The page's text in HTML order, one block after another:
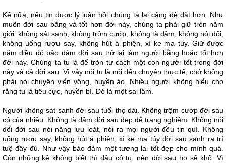
Kế nữa, nếu tin được lý luân hồi chúng ta lại càng dè dặt hơn. Như
muốn đời sau bằng và tốt hơn đời này, chúng ta phải giữ tròn năm
giới: không sát sanh, không trộm cướp, không tà dâm, không nói dối,
không uống rượu say, không hút á phiện, xì ke ma túy. Giữ được
năm điều đó bảo đảm đời sau trở lại làm người bằng hoặc tốt hơn
đời này. Chúng ta tu là để tròn tư cách một con người tốt trong đời
này và cả đời sau. Vì vậy nói tu là nói đến chuyện thực tế, chớ không
phải nói chuyện viển vông, huyền ảo. Nhiều người không hiểu cho
rằng tu là tiêu cực, huyền bí. Đó là một sai lầm.
Người không sát sanh đời sau tuổi thọ dài. Không trộm cướp đời sau
có của nhiều. Không tà dâm đời sau đẹp đẽ trang nghiêm. Không nói
dối đời sau nói năng lưu loát, nói ra mọi người đều tin quí. Không
uống rượu say, không hút á phiện, xì ke ma túy đời sau sanh ra trí
tuệ đầy đủ. Như vậy bảo đảm một tương lai tốt đẹp cho mình quá.
Còn những kẻ không biết thì đâu có tu, nên đời sau họ sẽ khổ. Vì